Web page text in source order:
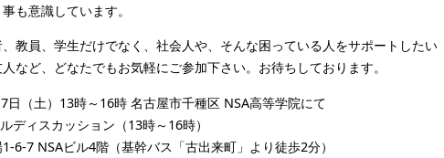
も意識しています。
教員、学生だけでなく、社会人や、そんな困っている人をサポートしたい
など、どなたでもお気軽にご参加下さい。お待ちしております。
日（土）13時～16時 名古屋市千種区 NSA高等学院にて
ディスカッション（13時～16時）
6-7 NSAビル4階（基幹バス「古出来町」より徒歩2分）